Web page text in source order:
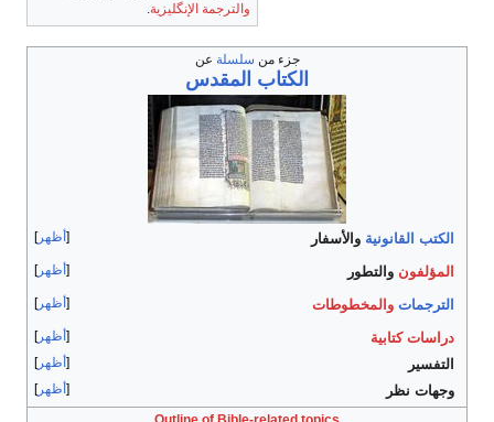
والترجمة الإنگليزية.
جزء منسلسلة عن
الكتاب المقدس
الكتب القانونيةوالأسفار
المؤلفونوالتطور
الترجمات والمخطوطات
دراسات كتابية
التفسير
وجهات نظر